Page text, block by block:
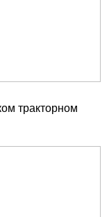
тракторном